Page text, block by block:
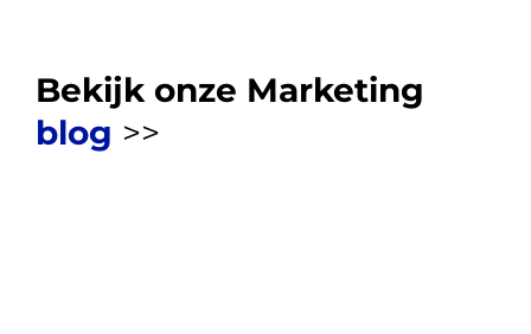
Bekijk onze Marketing
blog >>